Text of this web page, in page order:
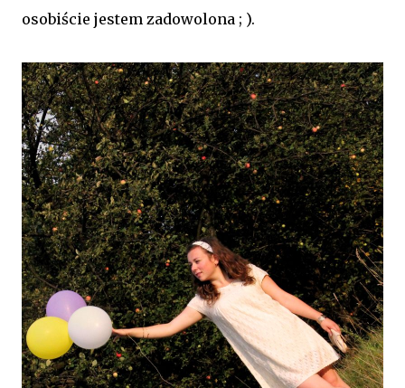
osobiście jestem zadowolona ; ).